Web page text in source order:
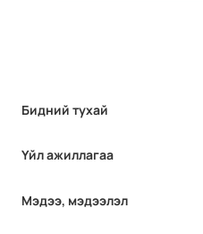
Бидний тухай
Үйл ажиллагаа
Мэдээ, мэдээлэл